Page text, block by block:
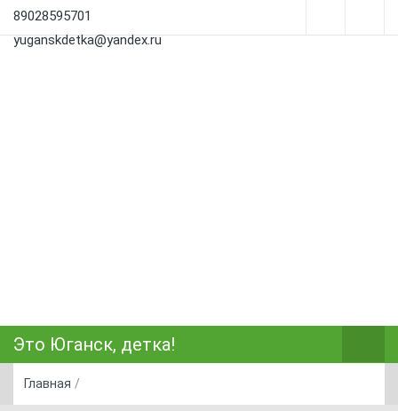
89028595701
yuganskdetka@yandex.ru
Это Юганск, детка!
Главная /